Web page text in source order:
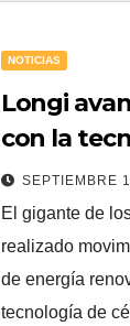
NOTICIAS
Longi
con la
contacto
SEPTIEMBRE
El gigante de
realizado
de energía
tecnología de